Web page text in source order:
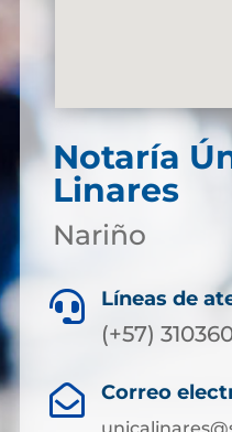
Notaría
Linares
Nariño
 Líneas de
(+57)
 Correo